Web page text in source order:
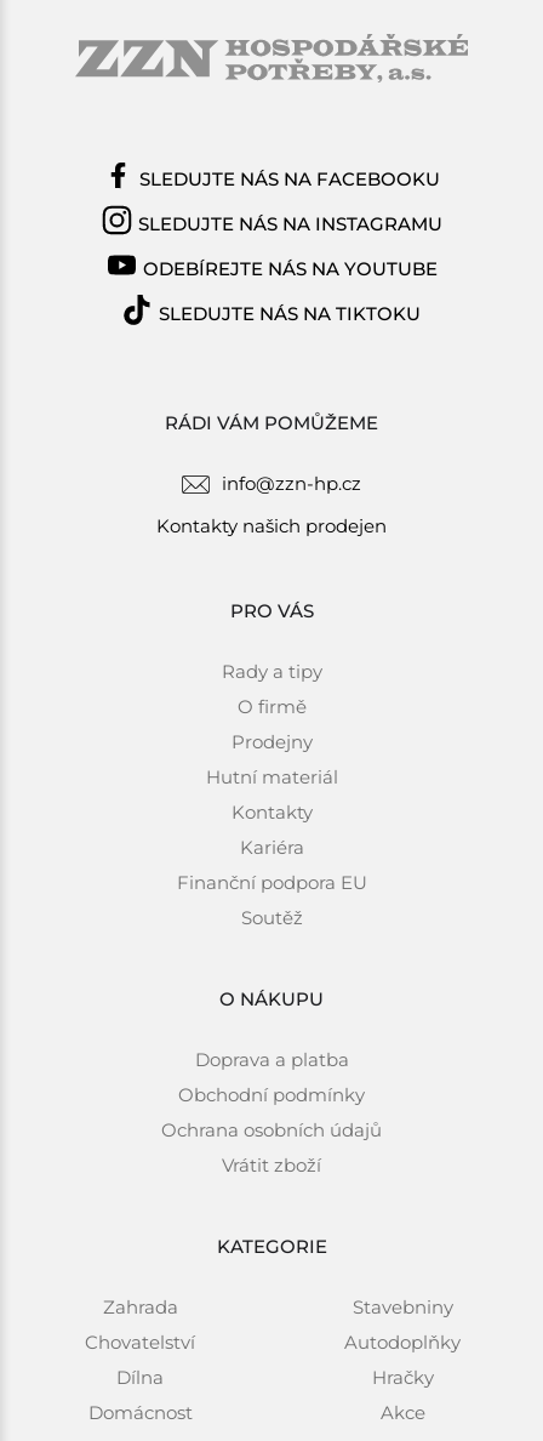
RÁDI VÁM POMŮŽEME
info@zzn-hp.cz
Kontakty našich prodejen
PRO VÁS
Rady a tipy
O firmě
Prodejny
Hutní materiál
Kontakty
Kariéra
Finanční podpora EU
Soutěž
O NÁKUPU
Doprava a platba
Obchodní podmínky
Ochrana osobních údajů
Vrátit zboží
KATEGORIE
Zahrada
Chovatelství
Dílna
Domácnost
Stavebniny
Autodoplňky
Hračky
Akce
SLEDUJTE NÁS NA FACEBOOKU
SLEDUJTE NÁS NA INSTAGRAMU
ODEBÍREJTE NÁS NA YOUTUBE
SLEDUJTE NÁS NA TIKTOKU